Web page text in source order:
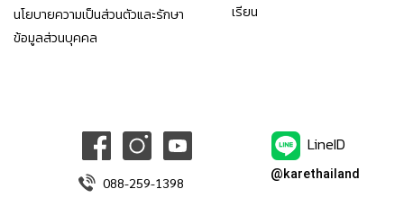
นโยบายความเป็นส่วนตัวและรักษา
ข้อมูลส่วนบุคคล
เรียน
088-259-1398
LineID
@karethailand